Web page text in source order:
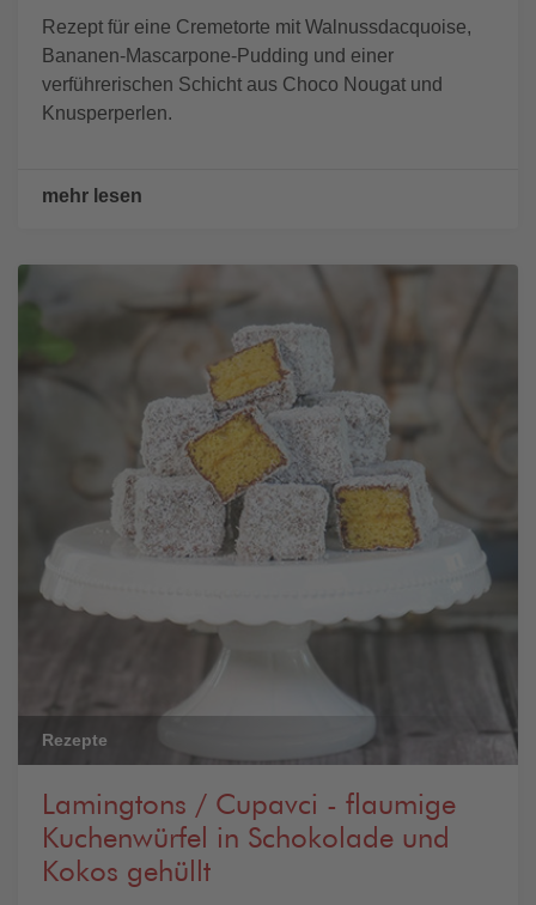
Rezept für eine Cremetorte mit Walnussdacquoise,
Bananen-Mascarpone-Pudding und einer
verführerischen Schicht aus Choco Nougat und
Knusperperlen.
mehr lesen
Rezepte
Lamingtons / Cupavci - flaumige
Kuchenwürfel in Schokolade und
Kokos gehüllt